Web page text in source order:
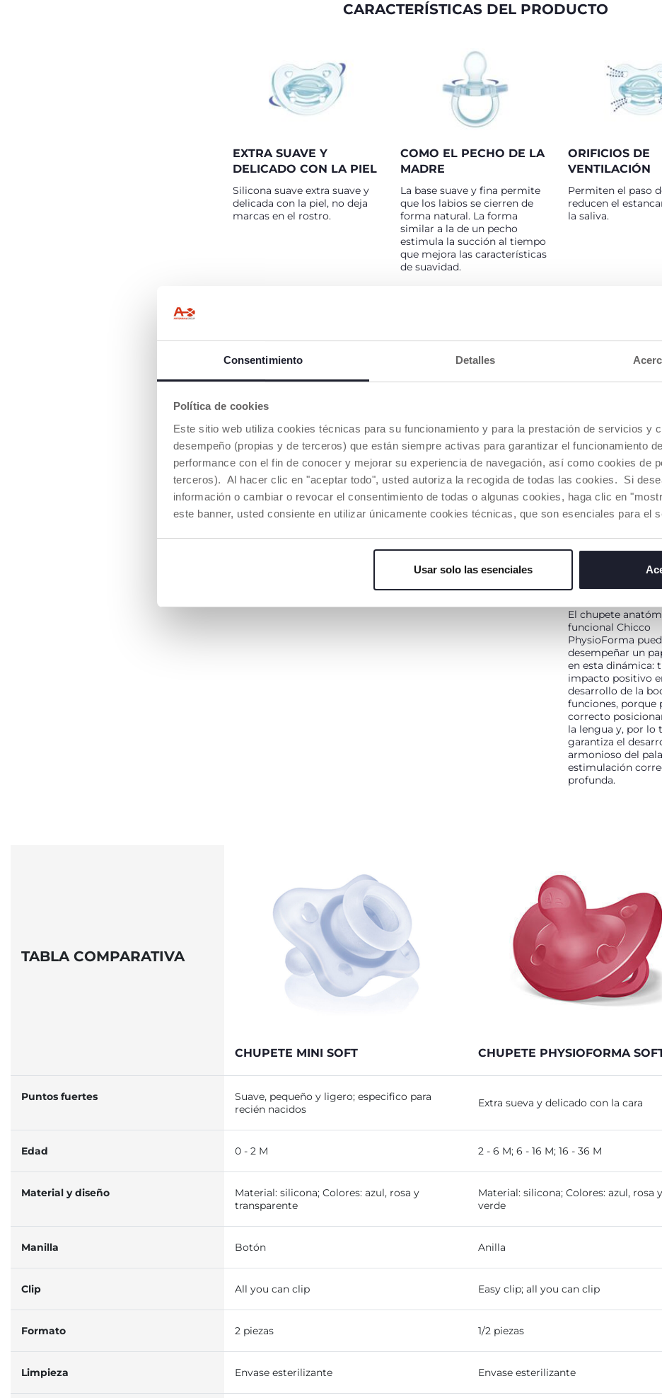
Consentimiento Detalles
Política de cookies
Este sitio web utiliza cookies técnicas para su funcionamiento y para la prestación de servicios y
desempeño (propias y de terceros) que están siempre activas para garantizar el funcionamiento
performance con el fin de conocer y mejorar su experiencia de navegación, así como cookies de
terceros). Al hacer clic en "aceptar todo", usted autoriza la recogida de todas las cookies. Si
información o cambiar o revocar el consentimiento de todas o algunas cookies, haga clic en
este banner, usted consiente en utilizar únicamente cookies técnicas, que son esenciales para el
Usar solo las esenciales
CARACTERÍSTICAS DEL PRODUCTO
EXTRA SUAVE Y
DELICADO CON LA PIEL
Silicona suave extra suave y
delicada con la piel, no deja
marcas en el rostro.
COMO EL PECHO DE LA
MADRE
La base suave y fina permite
que los labios se cierren de
forma natural. La forma
similar a la de un pecho
estimula la succión al tiempo
que mejora las características
de suavidad.
ORIFICIOS DE
VENTILACIÓN
Permiten el paso
reducen el
la saliva.
CON LA BOCA
Los chupetes Chicco
PhysioForma entrenan todas
las funciones vitales de la
boca para un crecimiento
saludable: SUCCIONAR,
RESPIRAR, TRAGAR,
SOLAMENTE CHICCO
PhysioForma® es la forma
anatómico-funcional
exclusiva de todos los
chupetes Chicco, diseñada
para promover y estimular
correctamente todas las
durante la succión no
posición fisiológica de la
CONFLUENTE
La boca se define
"confluente vital"
dentro de la
activan y
numerosas
con diferentes
fundamentales
niño: RESPIRAR,
SABOREAR,
El chupete
funcional Chicco
PhysioForma
desempeñar un
en esta dinámica:
impacto positivo
desarrollo de la
funciones, porque
correcto
la lengua y, por lo
garantiza el
armonioso del
estimulación
profunda.
TABLA COMPARATIVA
CHUPETE MINI SOFT CHUPETE PHYSIOFORMA
Puntos fuertes
Suave, pequeño y ligero; especifico para
recién nacidos
Extra sueva y delicado con la cara
Edad 0 - 2 M 2 - 6 M; 6 - 16 M; 16 - 36 M
Material y diseño
Material: silicona; Colores: azul, rosa y
transparente
Material: silicona; Colores: azul, rosa y
verde
Manilla Botón Anilla
Clip All you can clip Easy clip; all you can clip
Formato 2 piezas 1/2 piezas
Limpieza Envase esterilizante Envase esterilizante